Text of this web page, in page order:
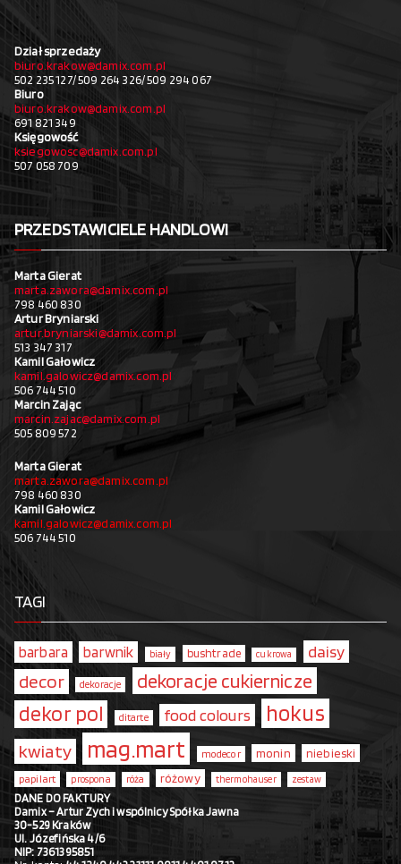
Dział sprzedaży
biuro.krakow@damix.com.pl
502 235 127/ 509 264 326/ 509 294 067
Biuro
biuro.krakow@damix.com.pl
691 821 349
Księgowość
ksiegowosc@damix.com.pl
507 058 709
PRZEDSTAWICIELE HANDLOWI
Marta Gierat
marta.zawora@damix.com.pl
798 460 830
Artur Bryniarski
artur.bryniarski@damix.com.pl
513 347 317
Kamil Gałowicz
kamil.galowicz@damix.com.pl
506 744 510
Marcin Zając
marcin.zajac@damix.com.pl
505 809 572
Marta Gierat
marta.zawora@damix.com.pl
798 460 830
Kamil Gałowicz
kamil.galowicz@damix.com.pl
506 744 510
TAGI
barbara barwnik biały bushtrade cukrowa daisy
decor dekoracje dekoracje cukiernicze
dekor pol ditarte food colours hokus
kwiaty mag.mart modecor monin niebieski
papilart prospona róża różowy thermohauser zestaw
DANE DO FAKTURY
Damix – Artur Zych i wspólnicy Spółka Jawna
30-529 Kraków
Ul. Józefińska 4/6
NIP: 7361395851